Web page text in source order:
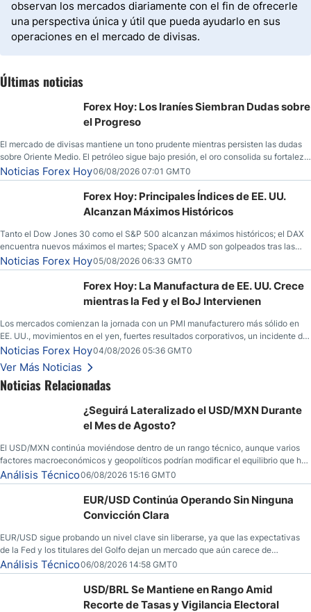
observan los mercados diariamente con el fin de ofrecerle
una perspectiva única y útil que pueda ayudarlo en sus
operaciones en el mercado de divisas.
Últimas noticias
Forex Hoy: Los Iraníes Siembran Dudas sobre
el Progreso
El mercado de divisas mantiene un tono prudente mientras persisten las dudas
sobre Oriente Medio. El petróleo sigue bajo presión, el oro consolida su fortaleza
y los operadores esperan nuevas referencias económicas desde Estados
Unidos.
Noticias Forex Hoy06/08/2026 07:01 GMT0
Forex Hoy: Principales Índices de EE. UU.
Alcanzan Máximos Históricos
Tanto el Dow Jones 30 como el S&P 500 alcanzan máximos históricos; el DAX
encuentra nuevos máximos el martes; SpaceX y AMD son golpeados tras las
llamadas de ganancias; el petróleo crudo cae por debajo de los $80 con nuevas
esperanzas; el dólar estadounidense continúa intentando estabilizarse frente al
yen; el peso mexicano ve un repunte a medida que las tasas caen en EE. UU.
Noticias Forex Hoy05/08/2026 06:33 GMT0
Forex Hoy: La Manufactura de EE. UU. Crece
mientras la Fed y el BoJ Intervienen
Los mercados comienzan la jornada con un PMI manufacturero más sólido en
EE. UU., movimientos en el yen, fuertes resultados corporativos, un incidente de
seguridad en Bitcoin y nuevas señales desde el mercado del petróleo.
Noticias Forex Hoy04/08/2026 05:36 GMT0
Ver Más Noticias
Noticias Relacionadas
¿Seguirá Lateralizado el USD/MXN Durante
el Mes de Agosto?
El USD/MXN continúa moviéndose dentro de un rango técnico, aunque varios
factores macroeconómicos y geopolíticos podrían modificar el equilibrio que ha
dominado al mercado en las últimas semanas.
Análisis Técnico06/08/2026 15:16 GMT0
EUR/USD Continúa Operando Sin Ninguna
Convicción Clara
EUR/USD sigue probando un nivel clave sin liberarse, ya que las expectativas
de la Fed y los titulares del Golfo dejan un mercado que aún carece de
convicción real.
Análisis Técnico06/08/2026 14:58 GMT0
USD/BRL Se Mantiene en Rango Amid
Recorte de Tasas y Vigilancia Electoral